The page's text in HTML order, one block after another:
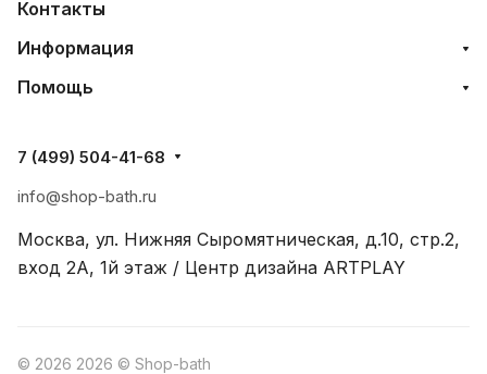
Контакты
Информация
Помощь
7 (499) 504-41-68
info@shop-bath.ru
Москва, ул. Нижняя Сыромятническая, д.10, стр.2,
вход 2A, 1й этаж / Центр дизайна ARTPLAY
© 2026 2026 © Shop-bath